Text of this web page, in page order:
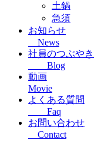
土鍋
急須
お知らせ
News
社員のつぶやき
Blog
動画
Movie
よくある質問
Faq
お問い合わせ
Contact